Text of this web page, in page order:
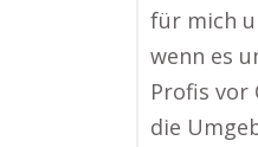
für mich
wenn es
Profis
die